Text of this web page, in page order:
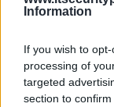
Information
If you wish to
processing of
targeted
section to